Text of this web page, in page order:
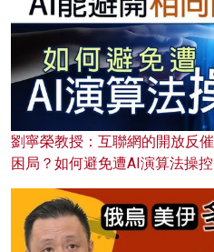
劉寧榮教授：互聯網的開放反
困局？如何避免遭AI演算法操控